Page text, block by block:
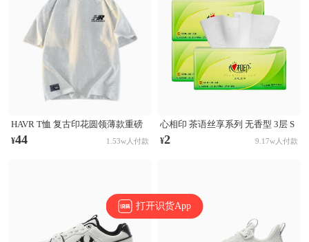
HAVR T恤 复古印花圆领薄款重磅
纯棉短袖T恤 21A2201T923 白花灰
¥44 1.53w人付款
心相印 茶语丝享系列 无香型 3层 S
码 132×190mm 抽纸
¥2 9.17w人付款
打开识货App